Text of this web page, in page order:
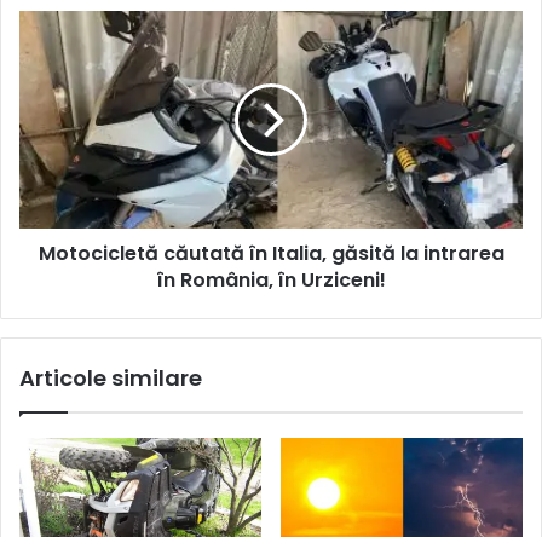
Motocicletă căutată în Italia, găsită la intrarea
în România, în Urziceni!
Articole similare